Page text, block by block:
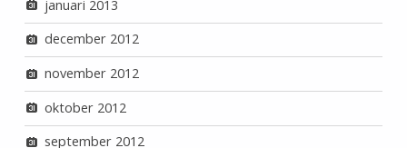
januari 2013
december 2012
november 2012
oktober 2012
september 2012